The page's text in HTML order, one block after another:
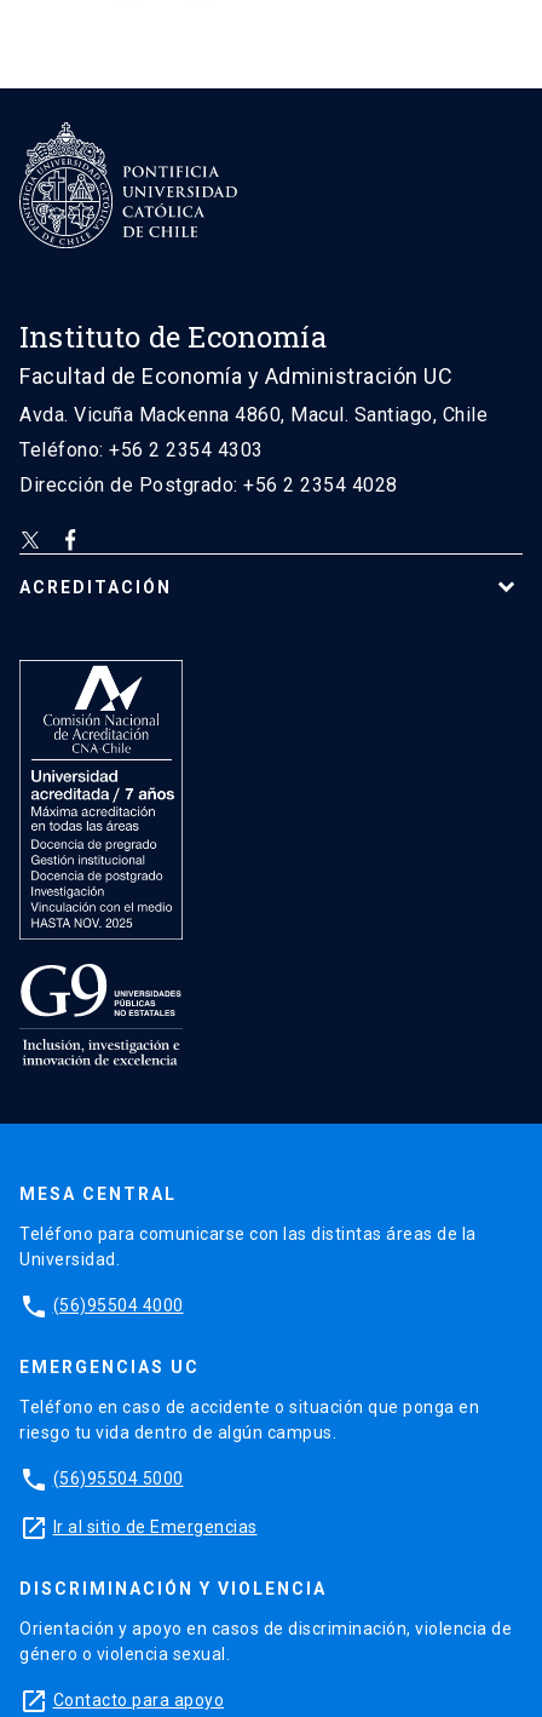
Instituto de Economía
Facultad de Economía y Administración UC
Avda. Vicuña Mackenna 4860, Macul. Santiago, Chile
Teléfono: +56 2 2354 4303
Dirección de Postgrado: +56 2 2354 4028
ACREDITACIÓN
MESA CENTRAL
Teléfono para comunicarse con las distintas áreas de la
Universidad.
phone (56)95504 4000
EMERGENCIAS UC
Teléfono en caso de accidente o situación que ponga en
riesgo tu vida dentro de algún campus.
phone (56)95504 5000
launch Ir al sitio de Emergencias
DISCRIMINACIÓN Y VIOLENCIA
Orientación y apoyo en casos de discriminación, violencia de
género o violencia sexual.
launch Contacto para apoyo